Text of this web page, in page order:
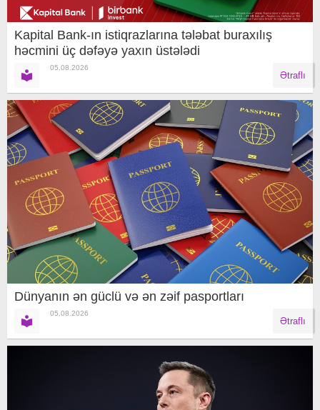
Kapital Bank-ın istiqrazlarına tələbat buraxılış
həcmini üç dəfəyə yaxın üstələdi
05.08.2026
Ətraflı
Dünyanın ən güclü və ən zəif pasportları
05.08.2026
Ətraflı